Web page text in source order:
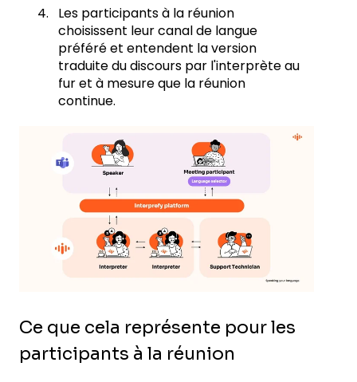
Les participants à la réunion
choisissent leur canal de langue
préféré et entendent la version
traduite du discours par l'interprète au
fur et à mesure que la réunion
continue.
Ce que cela représente pour les
participants à la réunion